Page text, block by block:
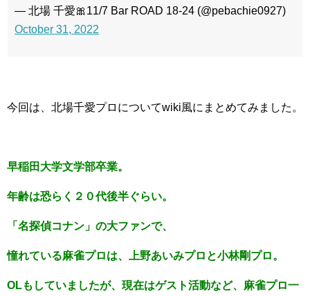
— 北場 千愛🎀11/7 Bar ROAD 18-24 (@pebachie0927)
October 31, 2022
今回は、北場千愛プロについてwiki風にまとめてみました。
早稲田大学文学部卒業。
年齢は恐らく２０代後半ぐらい。
「名探偵コナン」の大ファンで、
憧れている麻雀プロは、上野あいみプロと小林剛プロ。
OLもしていましたが、現在はゲスト活動など、麻雀プロ一